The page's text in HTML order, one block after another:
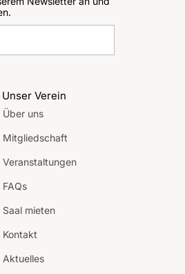
Unser Verein
Über uns
Mitgliedschaft
Veranstaltungen
FAQs
Saal mieten
Kontakt
Aktuelles